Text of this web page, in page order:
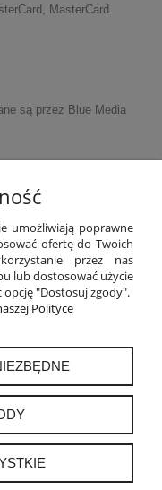
MasterCard
są przez Blue Media
umożliwiają poprawne
ofertę do Twoich
przez nas
lub dostosować użycie
"Dostosuj zgody".
Polityce